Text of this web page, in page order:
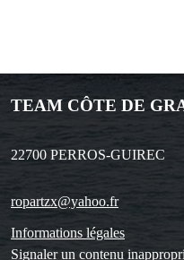
TEAM CÔTE DE
22700 PERROS-GUIREC
ropartzx@yahoo.fr
Informations légales
Signaler un contenu